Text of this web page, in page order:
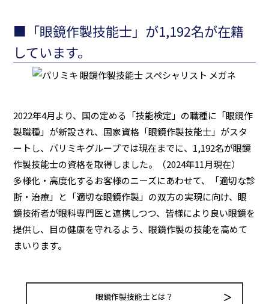
■「眼鏡作製技能士」が1,192名が在籍
しています。
2022年4月より、国の定める「技能検定」の職種に「眼鏡作
製職種」が新設され、国家資格「眼鏡作製技能士」がスタ
ートし、パリミキグループでは現在までに、1,192名が眼鏡
作製技能士の資格を取得しました。（2024年11月現在）
多様化・高度化するお客様のニーズにあわせて、「適切な診
断・治療」と「適切な眼鏡作製」の双方の実現に向け、眼
鏡技術者が眼科専門医と連携しつつ、皆様により良い眼鏡を
提供し、目の健康を守れるよう、眼鏡作製の技能を高めて
まいります。
眼鏡作製技能士とは？